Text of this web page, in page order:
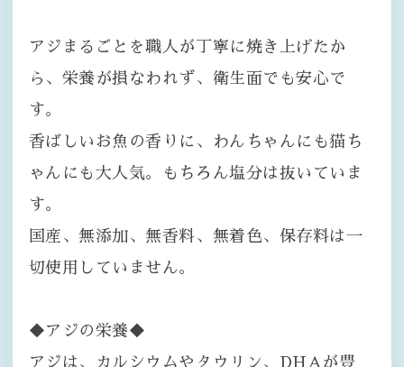
アジまるごとを職人が丁寧に焼き上げたか
ら、栄養が損なわれず、衛生面でも安心で
す。
香ばしいお魚の香りに、わんちゃんにも猫ち
ゃんにも大人気。もちろん塩分は抜いていま
す。
国産、無添加、無香料、無着色、保存料は一
切使用していません。
◆アジの栄養◆
アジは、カルシウムやタウリン、DHAが豊